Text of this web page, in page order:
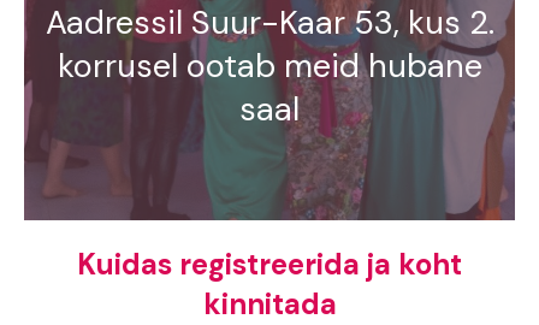
Aadressil Suur-Kaar 53, kus 2.
korrusel ootab meid hubane
saal
Kuidas registreerida ja koht
kinnitada